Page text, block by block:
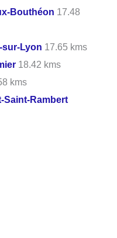
Bouthéon 17.48
sur-Lyon 17.65 kms
18.42 kms
kms
Saint-Rambert